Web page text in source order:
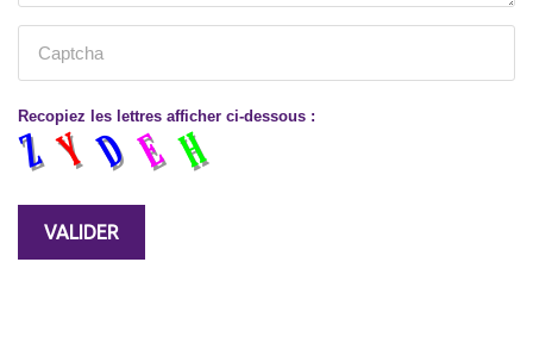
Recopiez les lettres afficher ci-dessous :